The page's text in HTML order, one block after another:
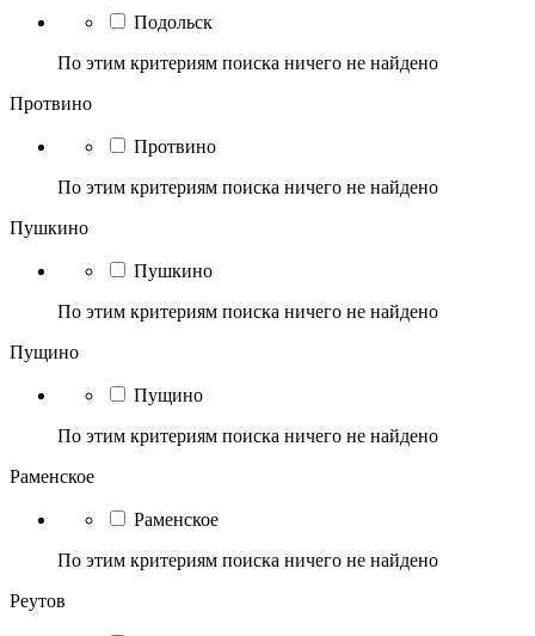
Подольск
По этим критериям поиска ничего не найдено
Протвино
Протвино
По этим критериям поиска ничего не найдено
Пушкино
Пушкино
По этим критериям поиска ничего не найдено
Пущино
Пущино
По этим критериям поиска ничего не найдено
Раменское
Раменское
По этим критериям поиска ничего не найдено
Реутов